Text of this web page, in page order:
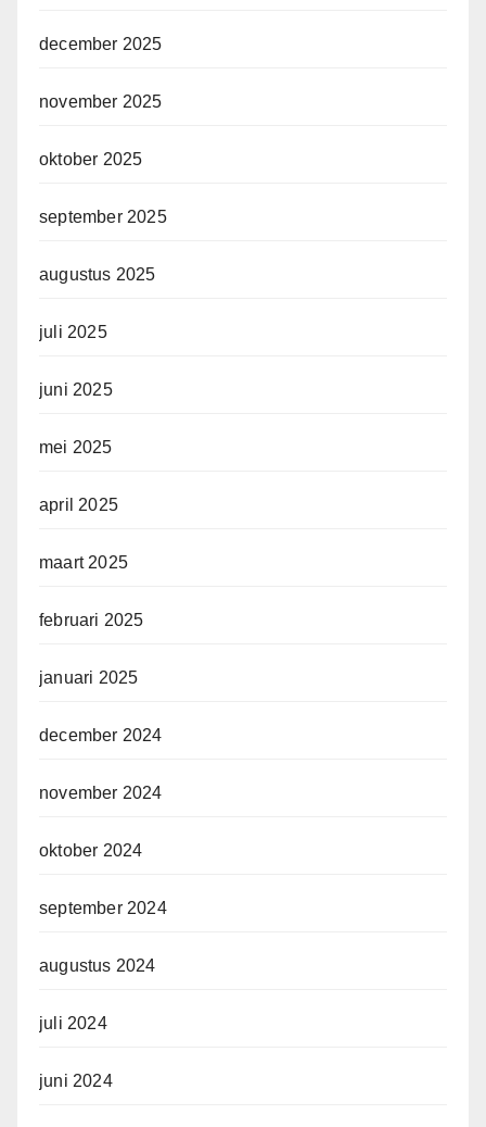
december 2025
november 2025
oktober 2025
september 2025
augustus 2025
juli 2025
juni 2025
mei 2025
april 2025
maart 2025
februari 2025
januari 2025
december 2024
november 2024
oktober 2024
september 2024
augustus 2024
juli 2024
juni 2024